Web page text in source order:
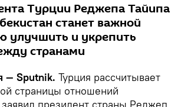
Турции Реджепа Тайипа
станет важной
улучшить и укрепить
странами
— Sputnik. Турция рассчитывает
страницы отношений